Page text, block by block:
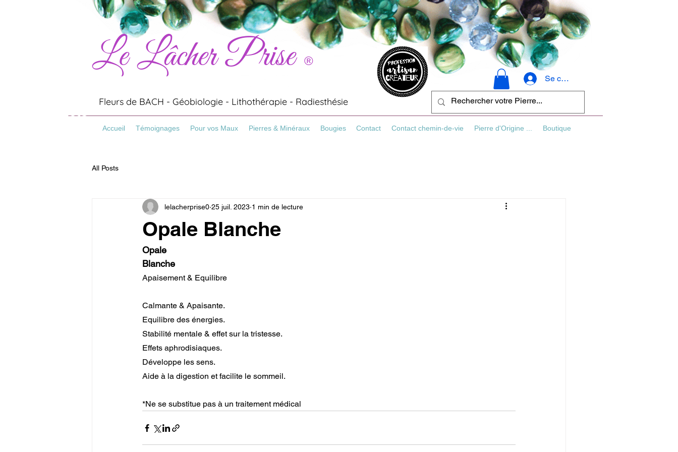
Le Lâcher Prise ®
Se connecter
Fleurs de BACH - Géobiologie - Lithothérapie - Radiesthésie
Pierre Naturelles
Accueil Témoignages Pour vos Maux Pierres & Minéraux Bougies Contact Contact chemin-de-vie Pierre d'Origine ... Boutique
All Posts
Opale Blanche
lelacherprise0 25 juil. 2023 1 min de lecture
Opale
Blanche
Apaisement & Equilibre
Calmante & Apaisante.
Equilibre des énergies.
Stabilité mentale & effet sur la tristesse.
Effets aphrodisiaques.
Développe les sens.
Aide à la digestion et facilite le sommeil.
*Ne se substitue pas à un traitement médical